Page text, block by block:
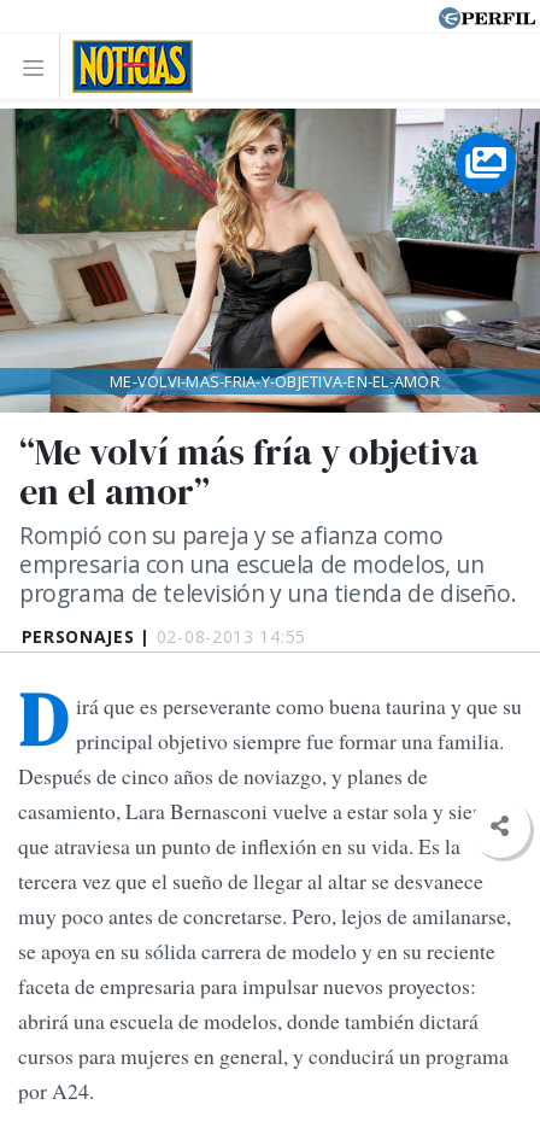
PERSONAJES | 02-08-2013 14:55
“Me volví más fría y objetiva
en el amor”
Rompió con su pareja y se afianza como
empresaria con una escuela de modelos, un
programa de televisión y una tienda de diseño.
ME-VOLVI-MAS-FRIA-Y-OBJETIVA-EN-EL-AMOR
D irá que es perseverante como buena taurina y que su
principal objetivo siempre fue formar una familia.
Después de cinco años de noviazgo, y planes de
casamiento, Lara Bernasconi vuelve a estar sola y siente
que atraviesa un punto de inflexión en su vida. Es la
tercera vez que el sueño de llegar al altar se desvanece
muy poco antes de concretarse. Pero, lejos de amilanarse,
se apoya en su sólida carrera de modelo y en su reciente
faceta de empresaria para impulsar nuevos proyectos:
abrirá una escuela de modelos, donde también dictará
cursos para mujeres en general, y conducirá un programa
por A24.